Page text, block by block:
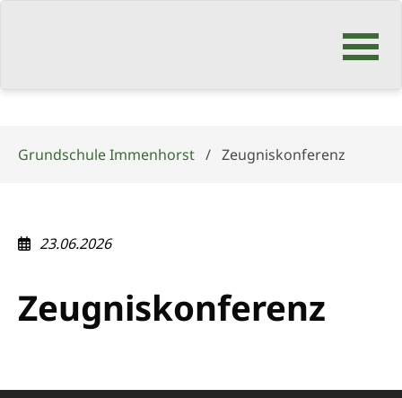
Navigation
Grundschule Immenhorst Zeugniskonferenz
23.06.2026
Zeugniskonferenz